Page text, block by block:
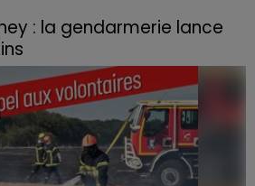
: la gendarmerie lance
avant de se propager au
détruit deux habitations et
d'une centaine de personnes.